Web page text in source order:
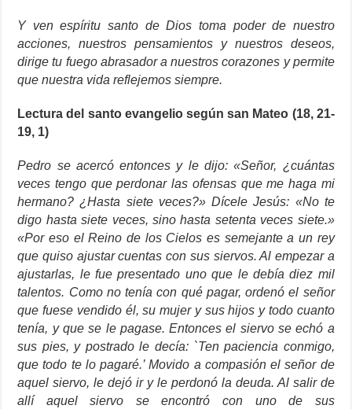
Y ven espíritu santo de Dios toma poder de nuestro
acciones, nuestros pensamientos y nuestros deseos,
dirige tu fuego abrasador a nuestros corazones y permite
que nuestra vida reflejemos siempre.
Lectura del santo evangelio según san Mateo (18, 21-
19, 1)
Pedro se acercó entonces y le dijo: «Señor, ¿cuántas
veces tengo que perdonar las ofensas que me haga mi
hermano? ¿Hasta siete veces?» Dícele Jesús: «No te
digo hasta siete veces, sino hasta setenta veces siete.»
«Por eso el Reino de los Cielos es semejante a un rey
que quiso ajustar cuentas con sus siervos. Al empezar a
ajustarlas, le fue presentado uno que le debía diez mil
talentos. Como no tenía con qué pagar, ordenó el señor
que fuese vendido él, su mujer y sus hijos y todo cuanto
tenía, y que se le pagase. Entonces el siervo se echó a
sus pies, y postrado le decía: `Ten paciencia conmigo,
que todo te lo pagaré.’ Movido a compasión el señor de
aquel siervo, le dejó ir y le perdonó la deuda. Al salir de
allí aquel siervo se encontró con uno de sus